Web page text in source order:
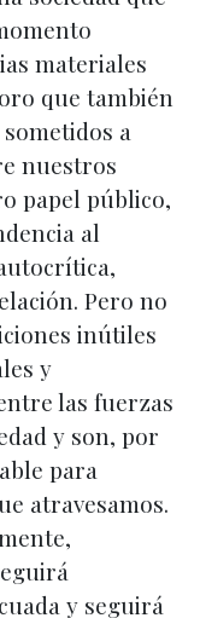
materiales
que también
a
nuestros
papel público,
al
Pero no
inútiles
y
las fuerzas
y son, por
para
atravesamos.
y seguirá